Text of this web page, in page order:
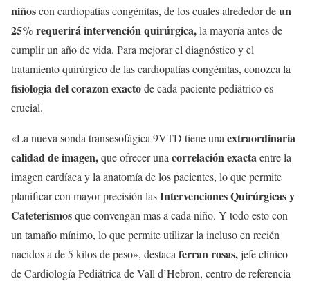
niñoscon cardiopatías congénitas, de los cuales alrededor deun
25% requerirá intervención quirúrgica,la mayoría antes de
cumplir un año de vida. Para mejorar el diagnóstico y el
tratamiento quirúrgico de las cardiopatías congénitas, conozca la
fisiologia del corazon exactode cada paciente pediátrico es
crucial.
«La nueva sonda transesofágica 9VTD tiene una extraordinaria
calidad de imagen,que ofrecer una correlación exactaentre la
imagen cardíaca y la anatomía de los pacientes, lo que permite
planificar con mayor precisión lasIntervenciones Quirúrgicas y
Cateterismosque convengan mas a cada niño. Y todo esto con
un tamaño mínimo, lo que permite utilizar la incluso en recién
nacidos a de 5 kilos de peso», destaca ferran rosas,jefe clínico
de Cardiología Pediátrica de Vall d’Hebron, centro de referencia